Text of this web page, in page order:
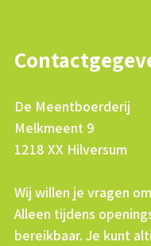
De Meentboerderij
Melkmeent 9
1218 XX Hilversum
Wij willen je vragen
Alleen tijdens
bereikbaar. Je kunt